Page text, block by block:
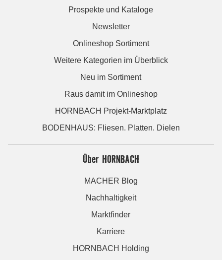
Prospekte und Kataloge
Newsletter
Onlineshop Sortiment
Weitere Kategorien im Überblick
Neu im Sortiment
Raus damit im Onlineshop
HORNBACH Projekt-Marktplatz
BODENHAUS: Fliesen. Platten. Dielen
Über HORNBACH
MACHER Blog
Nachhaltigkeit
Marktfinder
Karriere
HORNBACH Holding